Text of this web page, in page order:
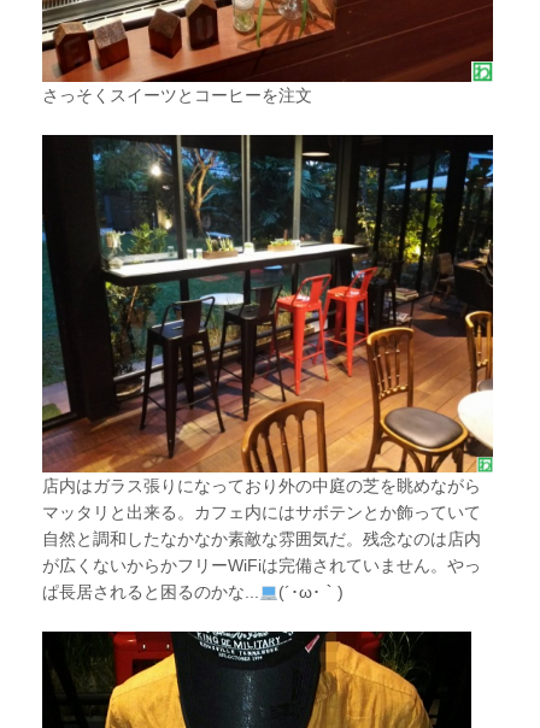
さっそくスイーツとコーヒーを注文
店内はガラス張りになっており外の中庭の芝を眺めながら
マッタリと出来る。カフェ内にはサボテンとか飾っていて
自然と調和したなかなか素敵な雰囲気だ。残念なのは店内
が広くないからかフリーWiFiは完備されていません。やっ
ぱ長居されると困るのかな...
(´･ω･｀)